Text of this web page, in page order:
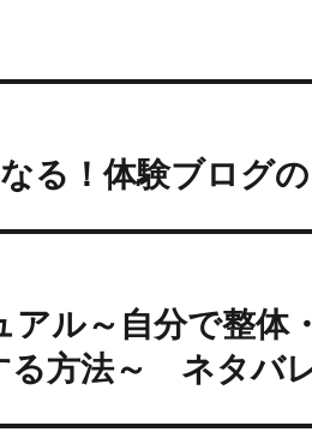
る！体験ブログ
ル～自分で整体
る方法～ ネタバ